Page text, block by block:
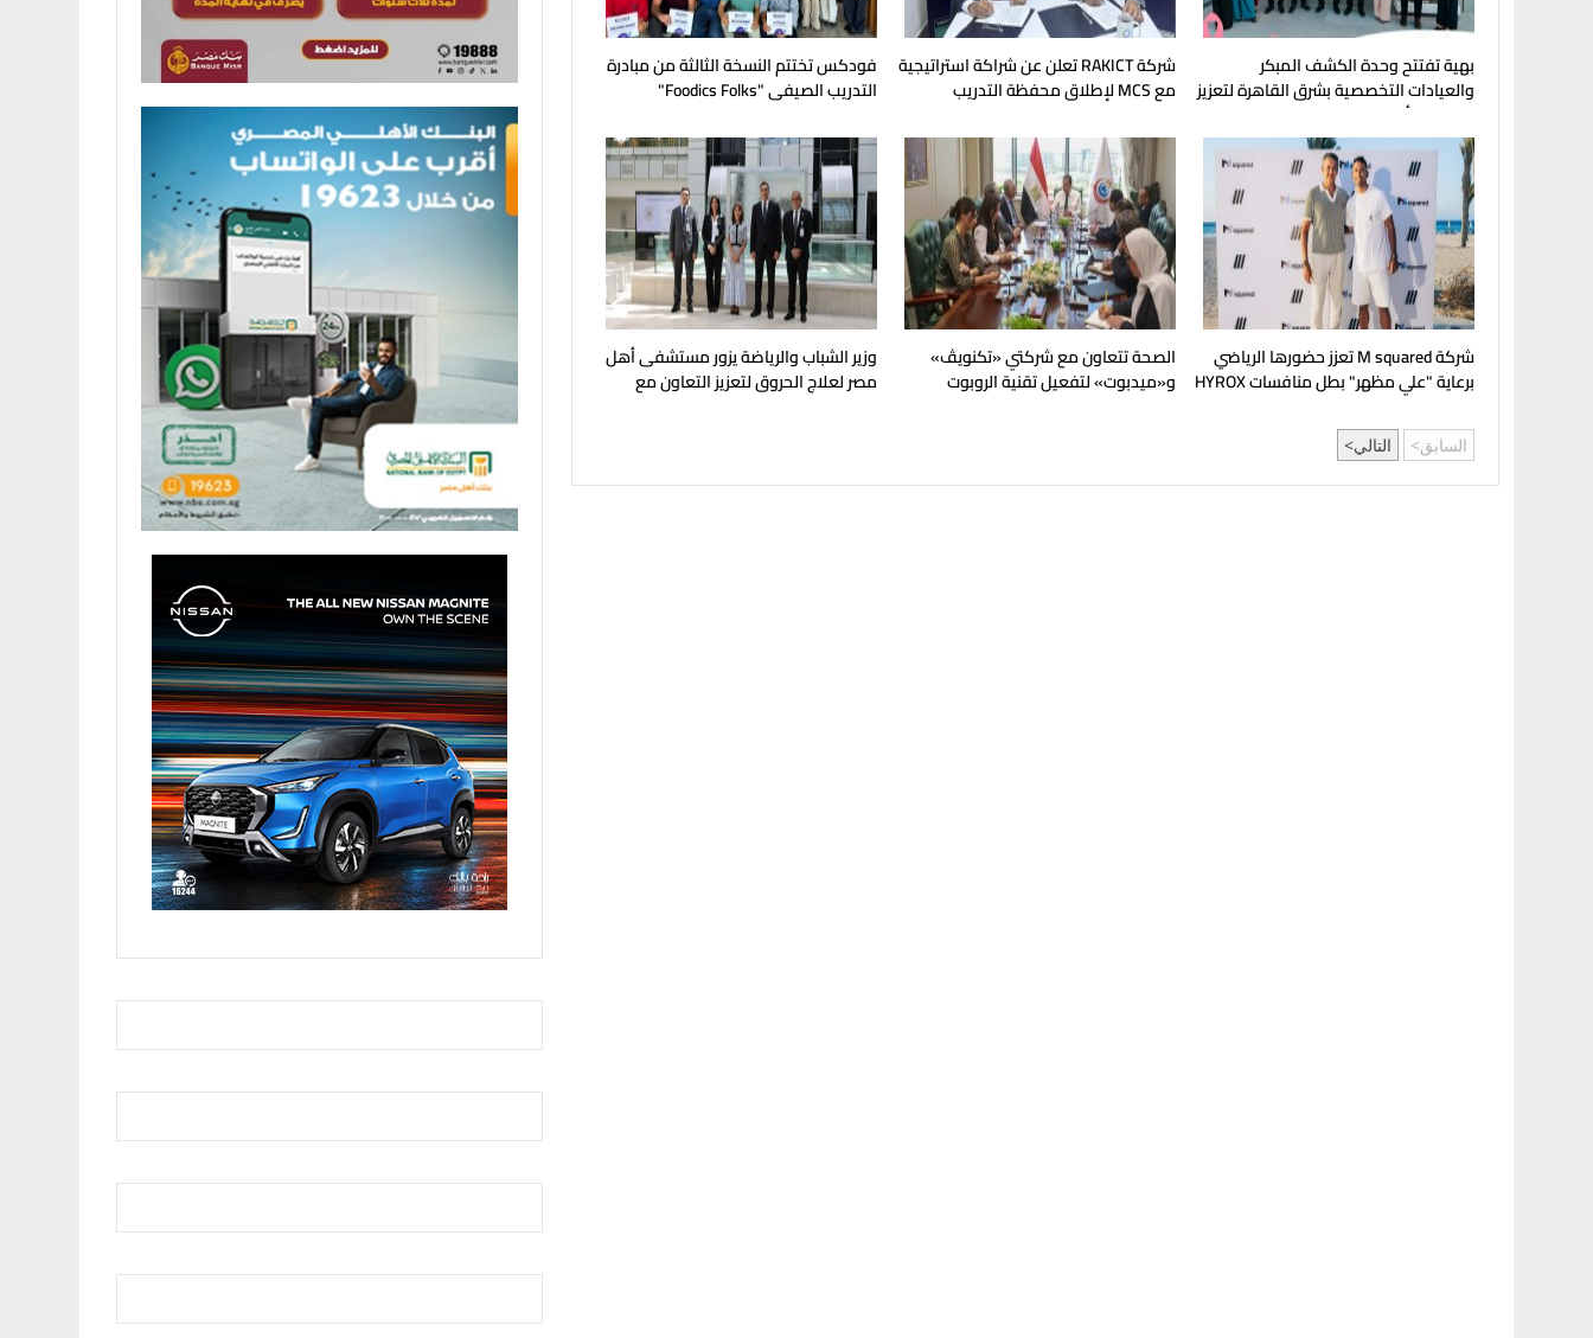
بهية تفتتح وحدة الكشف المبكر
والعيادات التخصصية بشرق القاهرة لتعزيز
صحة المرأة
شركة RAKICT تعلن عن شراكة استراتيجية
مع MCS لإطلاق محفظة التدريب
فودكس تختتم النسخة الثالثة من مبادرة
التدريب الصيفى "Foodics Folks"
شركة M squared تعزز حضورها الرياضي
برعاية "علي مظهر" بطل منافسات HYROX
الصحة تتعاون مع شركتي «تكنويڤ»
و«ميدبوت» لتفعيل تقنية الروبوت
وزير الشباب والرياضة يزور مستشفى أهل
مصر لعلاج الحروق لتعزيز التعاون مع
السابق التالي